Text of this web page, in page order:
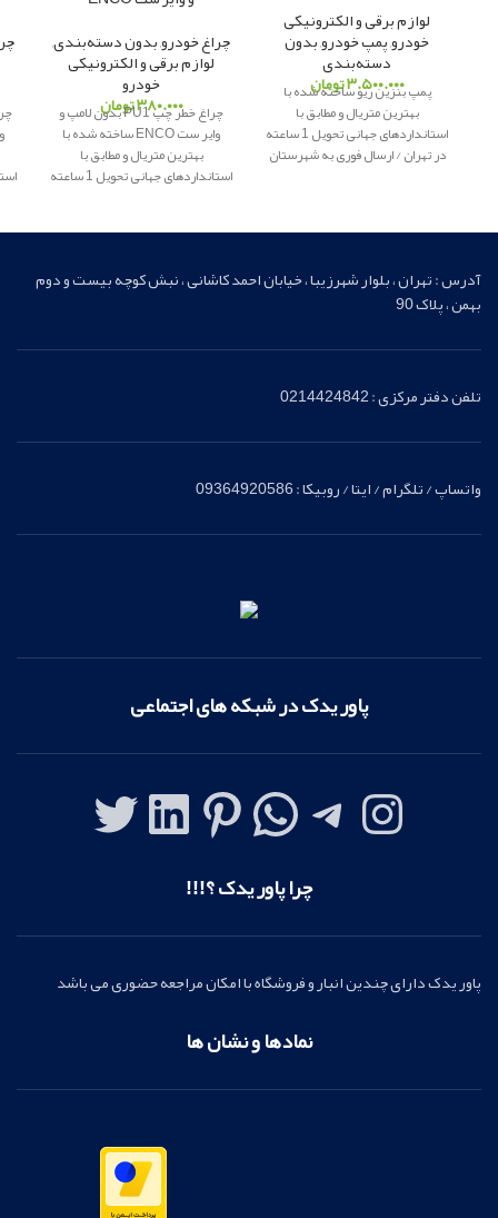
لوازم برقی و الکترونیکی
خودرو,پمپ خودرو,بدون
دسته‌بندی
۳.۵۰۰.۰۰۰تومان
پمپ بنزین ریو ساخته شده با
بهترین متریال و مطابق با
استانداردهای جهانی تحویل 1 ساعته
در تهران / ارسال فوری به شهرستان
چراغ خودرو,بدون دسته‌بندی,
لوازم برقی و الکترونیکی
خودرو
۳۸۰.۰۰۰تومان
چراغ خطر چپ PU1 بدون لامپ و
وایر ست ENCO ساخته شده با
بهترین متریال و مطابق با
استانداردهای جهانی تحویل 1 ساعته
اصلی
آدرس : تهران ، بلوار شهرزیبا ، خیابان احمد کاشانی ، نبش کوچه بیست و دوم
بهمن ، پلاک 90
تلفن دفتر مرکزی : 0214424842
واتساپ / تلگرام / ایتا / روبیکا : 09364920586
پاور یدک در شبکه های اجتماعی
چرا پاور یدک ؟!!!
پاور یدک دارای چندین انبار و فروشگاه با امکان مراجعه حضوری می باشد
نمادها و نشان ها